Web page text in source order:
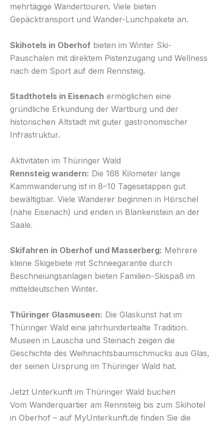
mehrtägige Wandertouren. Viele bieten
Gepäcktransport und Wander-Lunchpakete an.
Skihotels in Oberhof bieten im Winter Ski-
Pauschalen mit direktem Pistenzugang und Wellness
nach dem Sport auf dem Rennsteig.
Stadthotels in Eisenach ermöglichen eine
gründliche Erkundung der Wartburg und der
historischen Altstadt mit guter gastronomischer
Infrastruktur.
Aktivitäten im Thüringer Wald
Rennsteig wandern: Die 168 Kilometer lange
Kammwanderung ist in 8–10 Tagesetappen gut
bewältigbar. Viele Wanderer beginnen in Hörschel
(nahe Eisenach) und enden in Blankenstein an der
Saale.
Skifahren in Oberhof und Masserberg: Mehrere
kleine Skigebiete mit Schneegarantie durch
Beschneiungsanlagen bieten Familien-Skispaß im
mitteldeutschen Winter.
Thüringer Glasmuseen: Die Glaskunst hat im
Thüringer Wald eine jahrhundertealte Tradition.
Museen in Lauscha und Steinach zeigen die
Geschichte des Weihnachtsbaumschmucks aus Glas,
der seinen Ursprung im Thüringer Wald hat.
Jetzt Unterkunft im Thüringer Wald buchen
Vom Wanderquartier am Rennsteig bis zum Skihotel
in Oberhof – auf MyUnterkunft.de finden Sie die